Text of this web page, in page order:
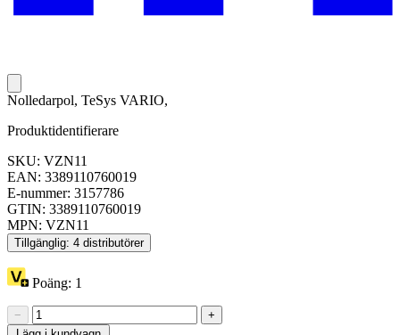
Nolledarpol, TeSys VARIO,
Produktidentifierare
SKU: VZN11
EAN: 3389110760019
E-nummer: 3157786
GTIN: 3389110760019
MPN: VZN11
Tillgänglig: 4 distributörer
Poäng: 1
−
+